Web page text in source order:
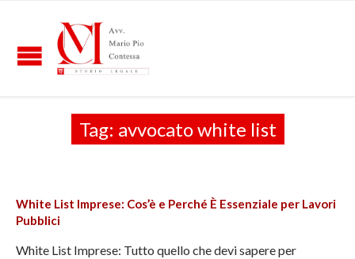
Tag: avvocato white list
White List Imprese: Cos’è e Perché È Essenziale per Lavori
Pubblici
White List Imprese: Tutto quello che devi sapere per